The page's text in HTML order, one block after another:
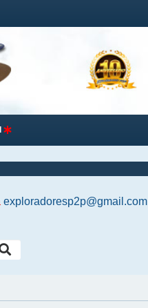
exploradoresp2p@gmail.com